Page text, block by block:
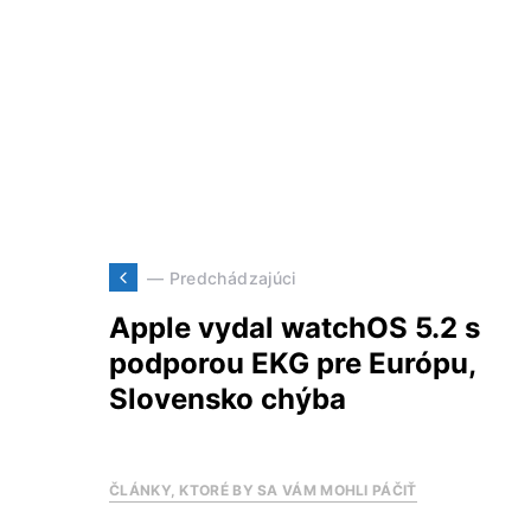
— Predchádzajúci
Apple vydal watchOS 5.2 s
podporou EKG pre Európu,
Slovensko chýba
ČLÁNKY, KTORÉ BY SA VÁM MOHLI PÁČIŤ